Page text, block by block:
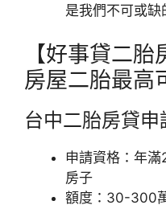
是我們不可或缺
【好事貸二
房屋二胎最高
台中二胎房貸申
申請資格：年
房子
額度：30-300